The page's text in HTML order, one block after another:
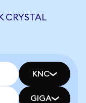
CRYSTAL
KNC
GIGA